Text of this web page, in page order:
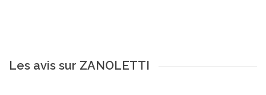
Les avis sur ZANOLETTI